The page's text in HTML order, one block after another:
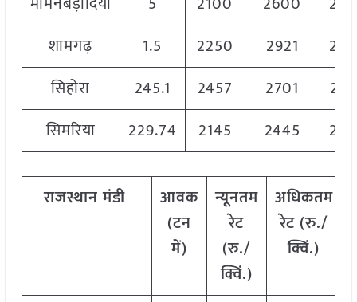
शामगढ़
1.5 2250 2921
सिहोरा
245.1 2457 2701
सिमरिया
229.74 2145 2445
राजस्थानमंडी
आवक
(टन
में)
न्यूनतम
रेट
(रु./
क्विं.)
अधिकतम
रेट (रु./
क्विं.)